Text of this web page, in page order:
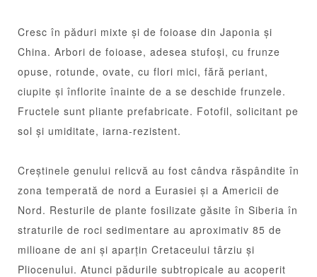
Cresc în păduri mixte și de foioase din Japonia și
China. Arbori de foioase, adesea stufoși, cu frunze
opuse, rotunde, ovate, cu flori mici, fără periant,
ciupite și înflorite înainte de a se deschide frunzele.
Fructele sunt pliante prefabricate. Fotofil, solicitant pe
sol și umiditate, iarna-rezistent.
Creștinele genului relicvă au fost cândva răspândite în
zona temperată de nord a Eurasiei și a Americii de
Nord. Resturile de plante fosilizate găsite în Siberia în
straturile de roci sedimentare au aproximativ 85 de
milioane de ani și aparțin Cretaceului târziu și
Pliocenului. Atunci pădurile subtropicale au acoperit